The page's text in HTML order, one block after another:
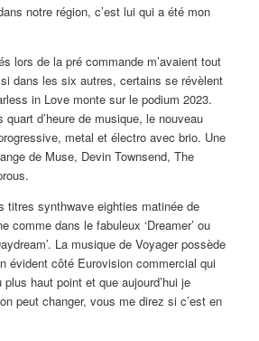
notre région, c’est lui qui a été mon
lors de la pré commande m’avaient tout
dans les six autres, certains se révèlent
in Love monte sur le podium 2023.
d’heure de musique, le nouveau
metal et électro avec brio. Une
de Muse, Devin Townsend, The
titres synthwave eighties matinée de
comme dans le fabuleux ‘Dreamer’ ou
La musique de Voyager possède
évident côté Eurovision commercial qui
plus haut point et que aujourd’hui je
peut changer, vous me direz si c’est en